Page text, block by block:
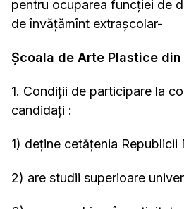
pentru ocuparea funcţiei de
de învățămînt extrașcolar-
Școala de Arte Plastice
1. Condiţii de participare la
candidaţi :
1) deține cetățenia Republicii
2) are studii superioare